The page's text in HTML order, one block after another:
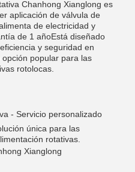
Chanhong Xianglong es
aplicación de válvula de
de electricidad y
de 1 añoEstá diseñado
y seguridad en
popular para las
rotolocas.
- Servicio personalizado
única para las
rotativas.
Xianglong